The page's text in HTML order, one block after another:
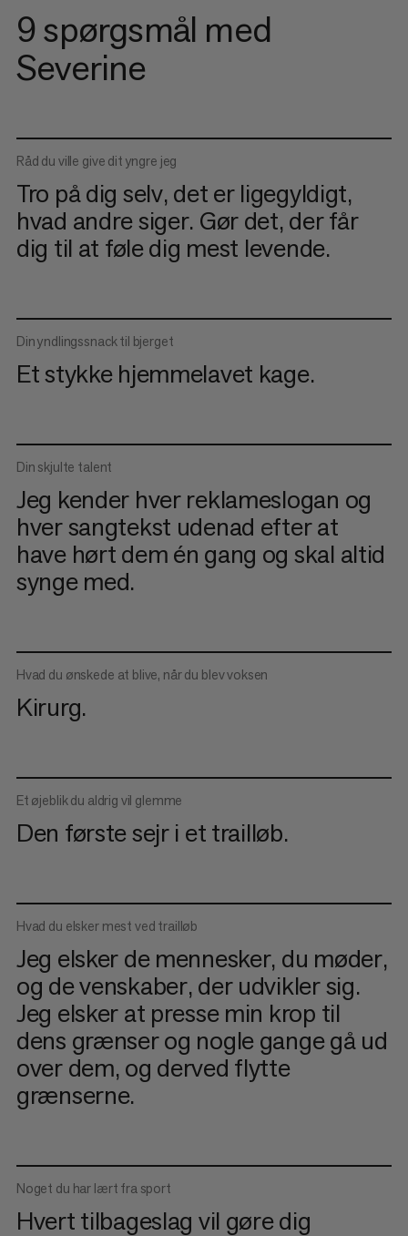
9 spørgsmål med
Severine
Råd du ville give dit yngre jeg
Tro på dig selv, det er ligegyldigt,
hvad andre siger. Gør det, der får
dig til at føle dig mest levende.
Din yndlingssnack til bjerget
Et stykke hjemmelavet kage.
Din skjulte talent
Jeg kender hver reklameslogan og
hver sangtekst udenad efter at
have hørt dem én gang og skal altid
synge med.
Hvad du ønskede at blive, når du blev voksen
Kirurg.
Et øjeblik du aldrig vil glemme
Den første sejr i et trailløb.
Hvad du elsker mest ved trailløb
Jeg elsker de mennesker, du møder,
og de venskaber, der udvikler sig.
Jeg elsker at presse min krop til
dens grænser og nogle gange gå ud
over dem, og derved flytte
grænserne.
Noget du har lært fra sport
Hvert tilbageslag vil gøre dig